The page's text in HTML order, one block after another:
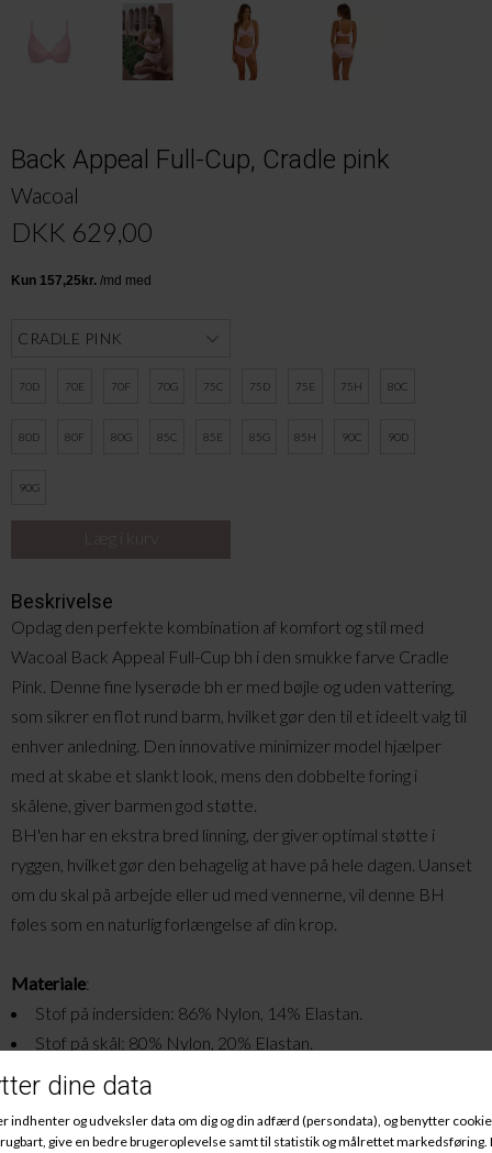
Back Appeal Full-Cup, Cradle pink
Wacoal
DKK 629,00
70D 70E 70F 70G 75C 75D 75E 75H 80C
80D 80F 80G 85C 85E 85G 85H 90C 90D
90G
Beskrivelse
Opdag den perfekte kombination af komfort og stil med
Wacoal Back Appeal Full-Cup bh i den smukke farve Cradle
Pink. Denne fine lyserøde bh er med bøjle og uden vattering,
som sikrer en flot rund barm, hvilket gør den til et ideelt valg til
enhver anledning. Den innovative minimizer model hjælper
med at skabe et slankt look, mens den dobbelte foring i
skålene, giver barmen god støtte.
BH'en har en ekstra bred linning, der giver optimal støtte i
ryggen, hvilket gør den behagelig at have på hele dagen. Uanset
om du skal på arbejde eller ud med vennerne, vil denne BH
føles som en naturlig forlængelse af din krop.
Materiale:
Stof på indersiden: 86% Nylon, 14% Elastan.
Stof på skål: 80% Nylon, 20% Elastan.
Linning: 59% Nylon, 41% Elastan.